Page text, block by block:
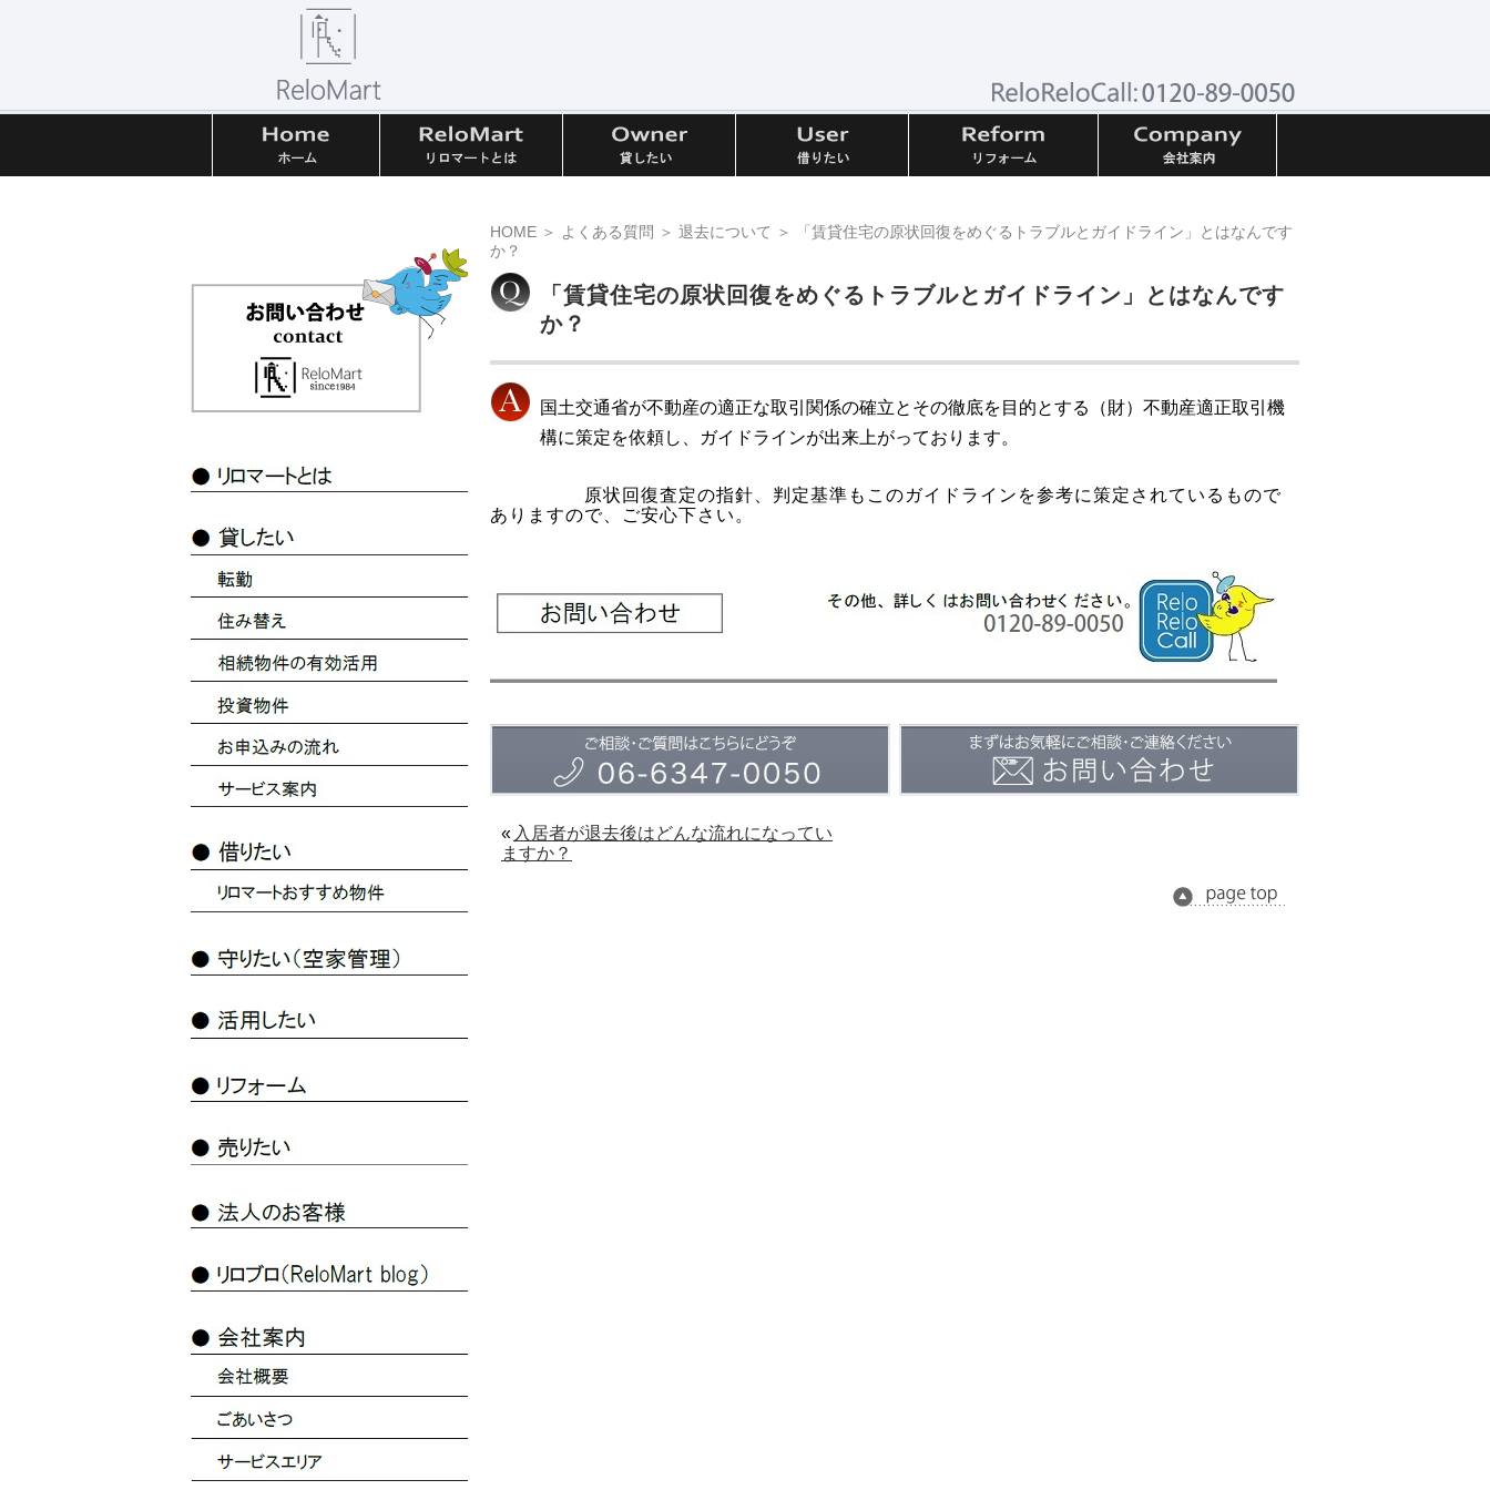
HOME ＞ よくある質問 ＞ 退去について ＞ 「賃貸住宅の原状回復をめぐるトラブルとガイドライン」とはなんです
か？
「賃貸住宅の原状回復をめぐるトラブルとガイドライン」とはなんです
か？
国土交通省が不動産の適正な取引関係の確立とその徹底を目的とする（財）不動産適正取引機
構に策定を依頼し、ガイドラインが出来上がっております。
原状回復査定の指針、判定基準もこのガイドラインを参考に策定されているもので
ありますので、ご安心下さい。
« 入居者が退去後はどんな流れになってい
ますか？